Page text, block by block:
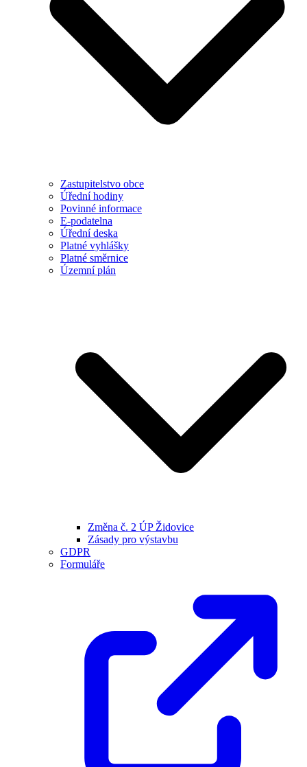
Zastupitelstvo obce
Úřední hodiny
Povinné informace
E-podatelna
Úřední deska
Platné vyhlášky
Platné směrnice
Územní plán
Změna č. 2 ÚP Židovice
Zásady pro výstavbu
GDPR
Formuláře